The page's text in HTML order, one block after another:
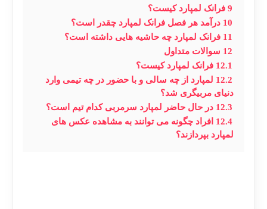
9 فرانک لمپارد کیست؟
10 درآمد هر فصل فرانک لمپارد چقدر است؟
11 فرانک لمپارد چه حاشیه هایی داشته است؟
12 سوالات متداول
12.1 فرانک لمپارد کیست؟
12.2 لمپارد از چه سالی و با حضور در چه تیمی وارد
دنیای مربیگری شد؟
12.3 در حال حاضر لمپارد سرمربی کدام تیم است؟
12.4 افراد چگونه می توانند به مشاهده عکس های
لمپارد بپردازند؟